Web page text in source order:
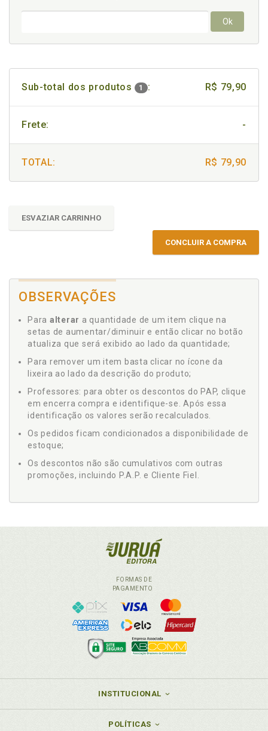
Ok
Sub-total dos produtos 1 : R$ 79,90
Frete: -
TOTAL: R$ 79,90
ESVAZIAR CARRINHO
CONCLUIR A COMPRA
OBSERVAÇÕES
Para alterar a quantidade de um item clique na
setas de aumentar/diminuir e então clicar no botão
atualiza que será exibido ao lado da quantidade;
Para remover um item basta clicar no ícone da
lixeira ao lado da descrição do produto;
Professores: para obter os descontos do PAP, clique
em encerra compra e identifique-se. Após essa
identificação os valores serão recalculados.
Os pedidos ficam condicionados a disponibilidade de
estoque;
Os descontos não são cumulativos com outras
promoções, incluindo P.A.P. e Cliente Fiel.
FORMAS DE
PAGAMENTO
INSTITUCIONAL
POLÍTICAS